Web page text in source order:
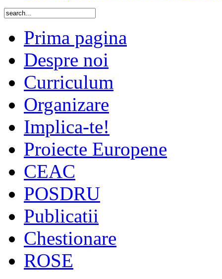
Prima pagina
Despre noi
Curriculum
Organizare
Implica-te!
Proiecte Europene
CEAC
POSDRU
Publicatii
Chestionare
ROSE